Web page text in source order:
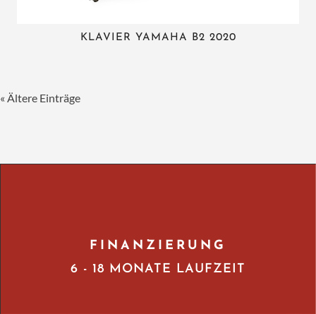
KLAVIER YAMAHA B2 2020
« Ältere Einträge
FINANZIERUNG
6 - 18 MONATE LAUFZEIT